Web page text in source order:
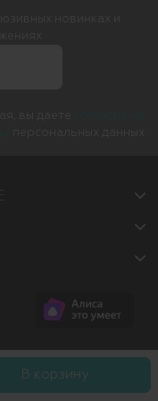
В корзину